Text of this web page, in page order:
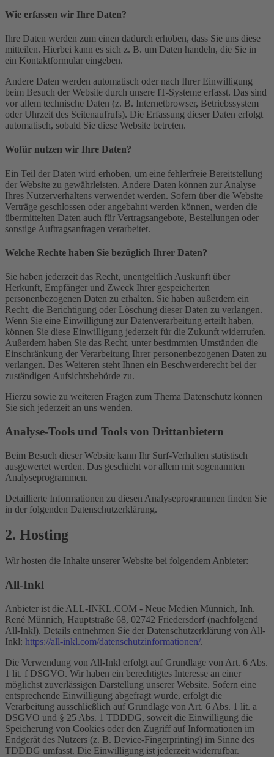
Wie erfassen wir Ihre Daten?
Ihre Daten werden zum einen dadurch erhoben, dass Sie uns diese
mitteilen. Hierbei kann es sich z. B. um Daten handeln, die Sie in
ein Kontaktformular eingeben.
Andere Daten werden automatisch oder nach Ihrer Einwilligung
beim Besuch der Website durch unsere IT-Systeme erfasst. Das sind
vor allem technische Daten (z. B. Internetbrowser, Betriebssystem
oder Uhrzeit des Seitenaufrufs). Die Erfassung dieser Daten erfolgt
automatisch, sobald Sie diese Website betreten.
Wofür nutzen wir Ihre Daten?
Ein Teil der Daten wird erhoben, um eine fehlerfreie Bereitstellung
der Website zu gewährleisten. Andere Daten können zur Analyse
Ihres Nutzerverhaltens verwendet werden. Sofern über die Website
Verträge geschlossen oder angebahnt werden können, werden die
übermittelten Daten auch für Vertragsangebote, Bestellungen oder
sonstige Auftragsanfragen verarbeitet.
Welche Rechte haben Sie bezüglich Ihrer Daten?
Sie haben jederzeit das Recht, unentgeltlich Auskunft über
Herkunft, Empfänger und Zweck Ihrer gespeicherten
personenbezogenen Daten zu erhalten. Sie haben außerdem ein
Recht, die Berichtigung oder Löschung dieser Daten zu verlangen.
Wenn Sie eine Einwilligung zur Datenverarbeitung erteilt haben,
können Sie diese Einwilligung jederzeit für die Zukunft widerrufen.
Außerdem haben Sie das Recht, unter bestimmten Umständen die
Einschränkung der Verarbeitung Ihrer personenbezogenen Daten zu
verlangen. Des Weiteren steht Ihnen ein Beschwerderecht bei der
zuständigen Aufsichtsbehörde zu.
Hierzu sowie zu weiteren Fragen zum Thema Datenschutz können
Sie sich jederzeit an uns wenden.
Analyse-Tools und Tools von Dritt­anbietern
Beim Besuch dieser Website kann Ihr Surf-Verhalten statistisch
ausgewertet werden. Das geschieht vor allem mit sogenannten
Analyseprogrammen.
Detaillierte Informationen zu diesen Analyseprogrammen finden Sie
in der folgenden Datenschutzerklärung.
2. Hosting
Wir hosten die Inhalte unserer Website bei folgendem Anbieter:
All-Inkl
Anbieter ist die ALL-INKL.COM - Neue Medien Münnich, Inh.
René Münnich, Hauptstraße 68, 02742 Friedersdorf (nachfolgend
All-Inkl). Details entnehmen Sie der Datenschutzerklärung von All-
Inkl: https://all-inkl.com/datenschutzinformationen/.
Die Verwendung von All-Inkl erfolgt auf Grundlage von Art. 6 Abs.
1 lit. f DSGVO. Wir haben ein berechtigtes Interesse an einer
möglichst zuverlässigen Darstellung unserer Website. Sofern eine
entsprechende Einwilligung abgefragt wurde, erfolgt die
Verarbeitung ausschließlich auf Grundlage von Art. 6 Abs. 1 lit. a
DSGVO und § 25 Abs. 1 TDDDG, soweit die Einwilligung die
Speicherung von Cookies oder den Zugriff auf Informationen im
Endgerät des Nutzers (z. B. Device-Fingerprinting) im Sinne des
TDDDG umfasst. Die Einwilligung ist jederzeit widerrufbar.